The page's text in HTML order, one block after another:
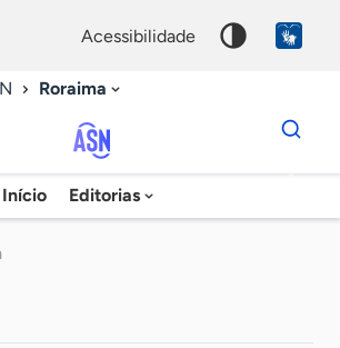
acessibilidade
Roraima
Agência
Sebrae
Início Editorias
Dados
para
chave